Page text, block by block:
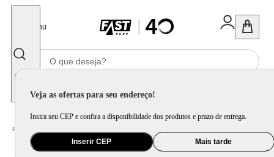
Menu
Veja as ofertas para seu endereço!
Insira seu CEP e confira a disponibilidade dos produtos e prazo de entrega.
Inserir CEP Mais tarde
Home